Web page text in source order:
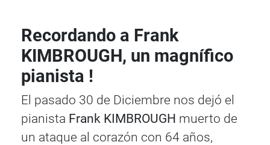
Recordando a Frank
KIMBROUGH, un magnífico
pianista !
El pasado 30 de Diciembre nos dejó el
pianista Frank KIMBROUGH muerto de
un ataque al corazón con 64 años,